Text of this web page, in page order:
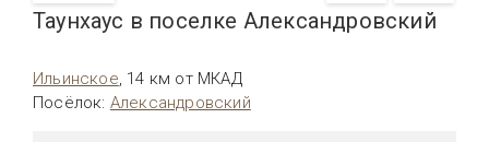
Таунхаус в поселке Александровский
Ильинское, 14 км от МКАД
Посёлок: Александровский